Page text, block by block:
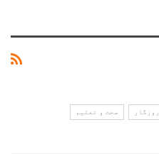
روزگار صحت و تعلیم